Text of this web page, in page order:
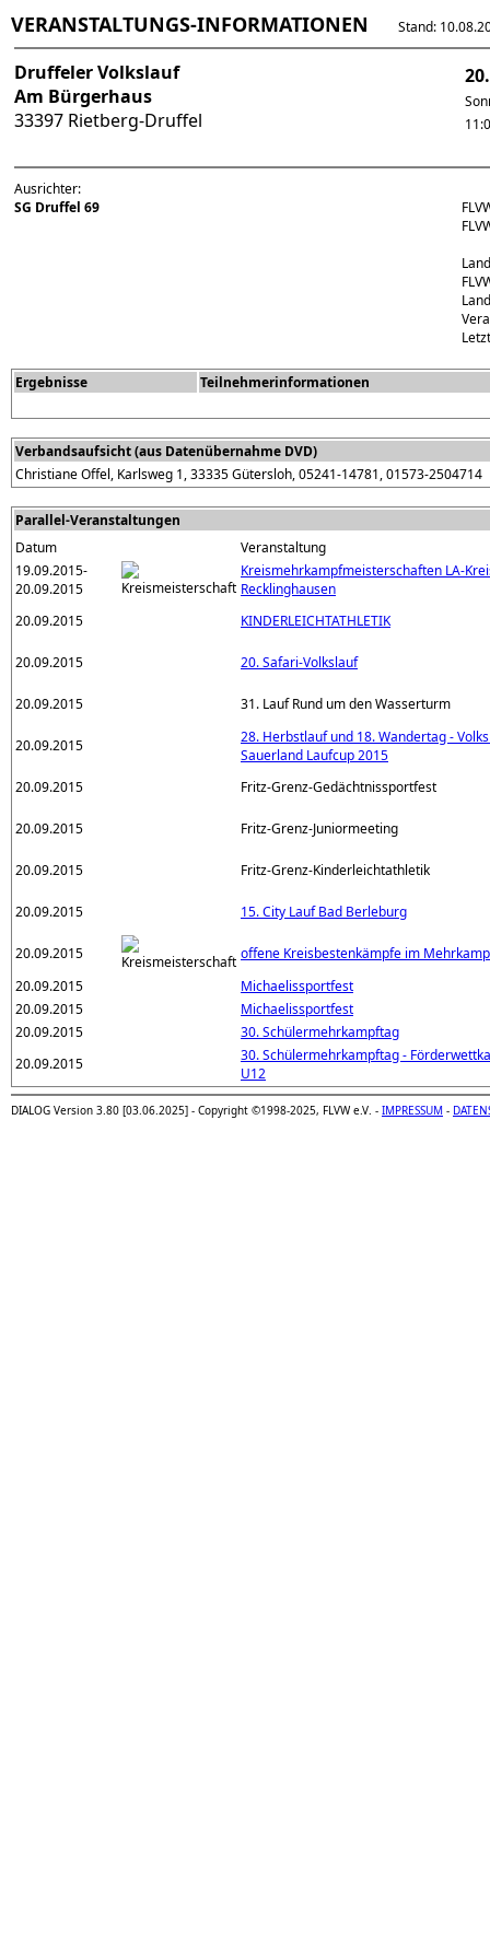
VERANSTALTUNGS-INFORMATIONEN Stand:
Druffeler Volkslauf
Am Bürgerhaus
33397 Rietberg-Druffel
Ausrichter:
SG Druffel 69
Ergebnisse Teilnehmerinformationen
Verbandsaufsicht (aus Datenübernahme DVD)
Christiane Offel, Karlsweg 1, 33335 Gütersloh, 05241-14781, 01573-2504714
Parallel-Veranstaltungen
Datum
Veranstaltung
19.09.2015-
20.09.2015
Kreismehrkampfmeisterschaften LA-
Recklinghausen
20.09.2015
KINDERLEICHTATHLETIK
20.09.2015 20. Safari-Volkslauf
20.09.2015 31. Lauf Rund um den Wasserturm
20.09.2015
28. Herbstlauf und 18. Wandertag -
Sauerland Laufcup 2015
20.09.2015
Fritz-Grenz-Gedächtnissportfest
20.09.2015 Fritz-Grenz-Juniormeeting
20.09.2015 Fritz-Grenz-Kinderleichtathletik
20.09.2015 15. City Lauf Bad Berleburg
20.09.2015
offene Kreisbestenkämpfe im
20.09.2015
Michaelissportfest
20.09.2015
Michaelissportfest
20.09.2015
30. Schülermehrkampftag
20.09.2015
30. Schülermehrkampftag -
U12
DIALOG Version 3.80 [03.06.2025] - Copyright ©1998-2025, FLVW e.V. - IMPRESSUM -